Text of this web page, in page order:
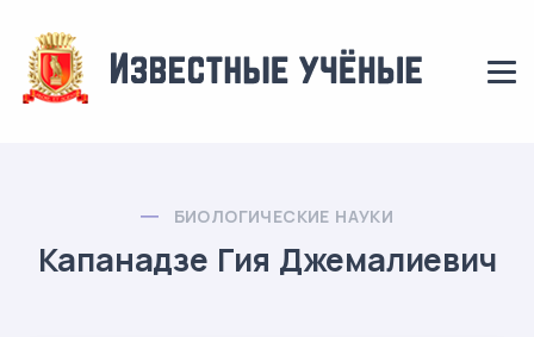
БИОЛОГИЧЕСКИЕ НАУКИ
Капанадзе Гия Джемалиевич